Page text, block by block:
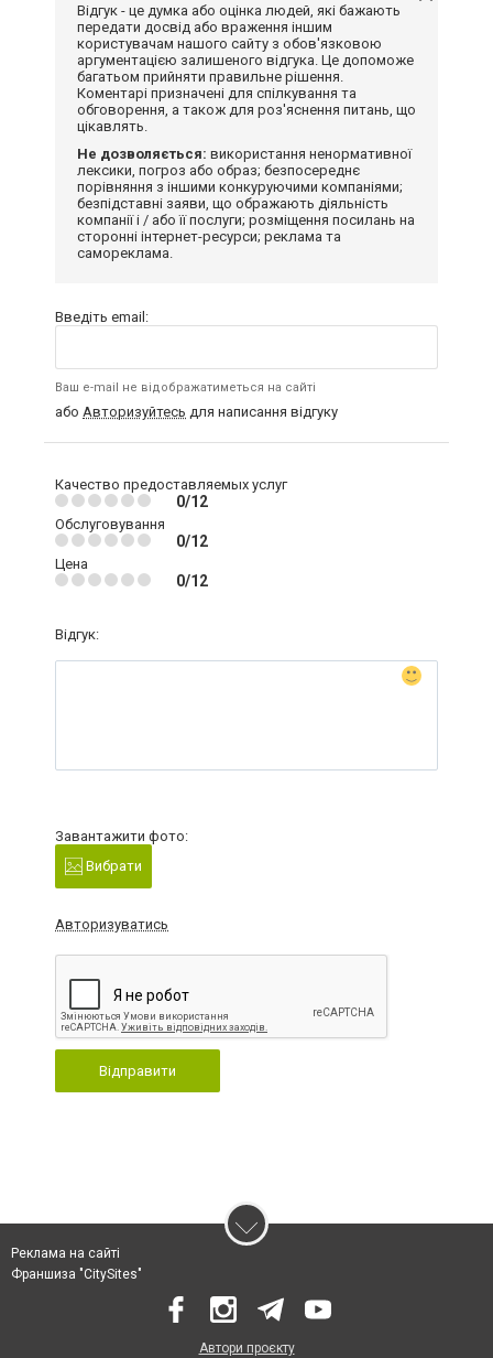
Відгук - це думка або оцінка людей, які бажають
передати досвід або враження іншим
користувачам нашого сайту з обов'язковою
аргументацією залишеного відгука. Це допоможе
багатьом прийняти правильне рішення.
Коментарі призначені для спілкування та
обговорення, а також для роз'яснення питань, що
цікавлять.
Не дозволяється: використання ненормативної
лексики, погроз або образ; безпосереднє
порівняння з іншими конкуруючими компаніями;
безпідставні заяви, що ображають діяльність
компанії і / або її послуги; розміщення посилань на
сторонні інтернет-ресурси; реклама та
самореклама.
Введіть email:
Ваш e-mail не відображатиметься на сайті
або Авторизуйтесь для написання відгуку
Качество предоставляемых услуг
0/12
Обслуговування
0/12
Цена
0/12
Відгук:
Завантажити фото:
Вибрати
Авторизуватись
Відправити
Реклама на сайті
Франшиза "CitySites"
Автори проєкту